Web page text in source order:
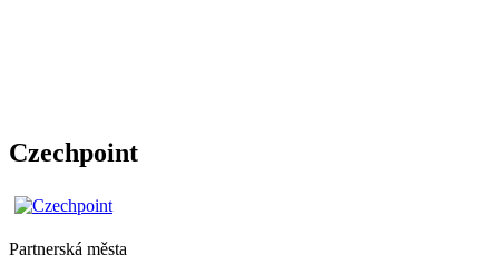
Czechpoint
Partnerská města